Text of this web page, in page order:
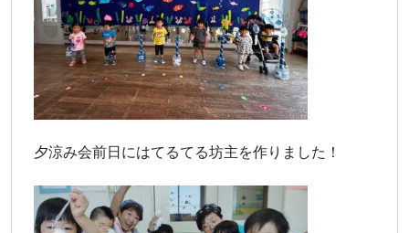
夕涼み会前日にはてるてる坊主を作りました！